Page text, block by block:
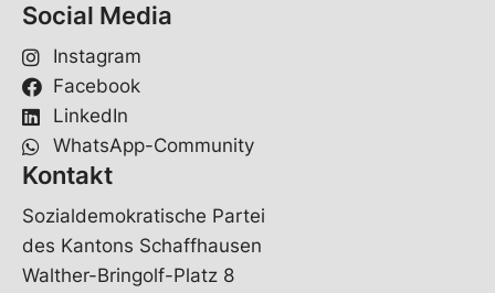
Social Media
Instagram
Facebook
LinkedIn
WhatsApp-Community
Kontakt
Sozialdemokratische Partei
des Kantons Schaffhausen
Walther-Bringolf-Platz 8